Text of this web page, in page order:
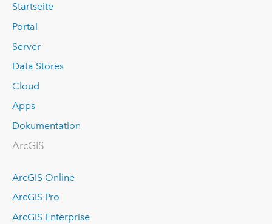
Startseite
Portal
Server
Data Stores
Cloud
Apps
Dokumentation
ArcGIS
ArcGIS Online
ArcGIS Pro
ArcGIS Enterprise